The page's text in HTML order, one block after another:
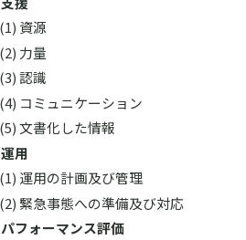
資源
力量
認識
コミュニケーション
文書化した情報
運用
運用の計画及び管理
緊急事態への準備及び対応
パフォーマンス評価